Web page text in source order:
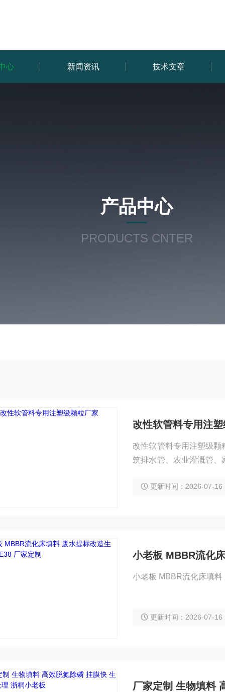
心 新闻资讯 技术文章
产品中心
PRODUCTS CNTER
改性软管料专用注
改性软管料专用注塑级
筑排水管、农业灌溉管
更新时间：2026-07-16
小老板 MBBR流化
小老板 MBBR流化床填
更新时间：2026-07-16
厂家定制 生物填料